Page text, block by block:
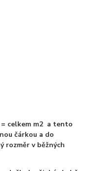
celkem m2 a tento
čárkou a do
rozměr v běžných